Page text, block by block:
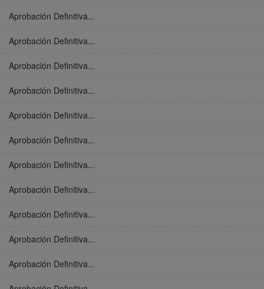
Aprobación Definitiva...
Aprobación Definitiva...
Aprobación Definitiva...
Aprobación Definitiva...
Aprobación Definitiva...
Aprobación Definitiva...
Aprobación Definitiva...
Aprobación Definitiva...
Aprobación Definitiva...
Aprobación Definitiva...
Aprobación Definitiva...